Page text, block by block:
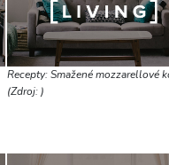
Recepty: Smažené mozzarellové
(Zdroj: )